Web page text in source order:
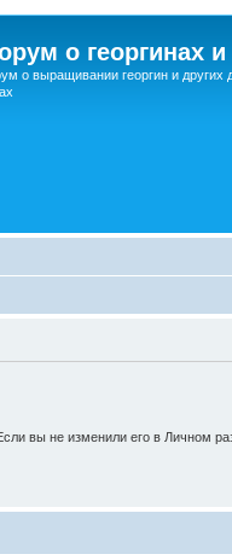
о георгинах
о выращивании георгин и
вы не изменили его в Личном